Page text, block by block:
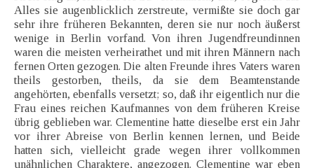
Alles sie augenblicklich zerstreute, vermißte sie doch gar
sehr ihre früheren Bekannten, deren sie nur noch äußerst
wenige in Berlin vorfand. Von ihren Jugendfreundinnen
waren die meisten verheirathet und mit ihren Männern nach
fernen Orten gezogen. Die alten Freunde ihres Vaters waren
theils gestorben, theils, da sie dem Beamtenstande
angehörten, ebenfalls versetzt; so, daß ihr eigentlich nur die
Frau eines reichen Kaufmannes von dem früheren Kreise
übrig geblieben war. Clementine hatte dieselbe erst ein Jahr
vor ihrer Abreise von Berlin kennen lernen, und Beide
hatten sich, vielleicht grade wegen ihrer vollkommen
unähnlichen Charaktere, angezogen. Clementine war eben